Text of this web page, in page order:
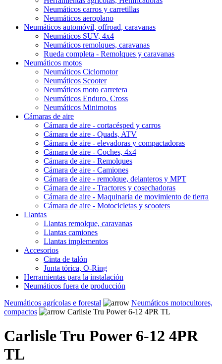
Neumáticos carros y carretillas
Neumáticos aeroplano
Neumáticos automóvil, offroad, caravanas
Neumáticos SUV, 4x4
Neumáticos remolques, caravanas
Rueda completa - Remolques y caravanas
Neumáticos motos
Neumáticos Ciclomotor
Neumáticos Scooter
Neumáticos moto carretera
Neumáticos Enduro, Cross
Neumáticos Minimotos
Cámaras de aire
Cámara de aire - cortacésped y carros
Cámara de aire - Quads, ATV
Cámara de aire - elevadoras y compactadoras
Cámara de aire - Coches, 4x4
Cámara de aire - Remolques
Cámara de aire - Camiones
Cámara de aire - remolque, delanteros y MPT
Cámara de aire - Tractores y cosechadoras
Cámara de aire - Maquinaria de movimiento de tierra
Cámara de aire - Motocicletas y scooters
Llantas
Llantas remolque, caravanas
Llantas camiones
Llantas implementos
Accesorios
Cinta de talón
Junta tórica, O-Ring
Herramientas para la instalación
Neumáticos fuera de producción
Neumáticos agrícolas e forestal
Neumáticos motocultores,
compactos
Carlisle Tru Power 6-12 4PR TL
Carlisle Tru Power 6-12 4PR
TL